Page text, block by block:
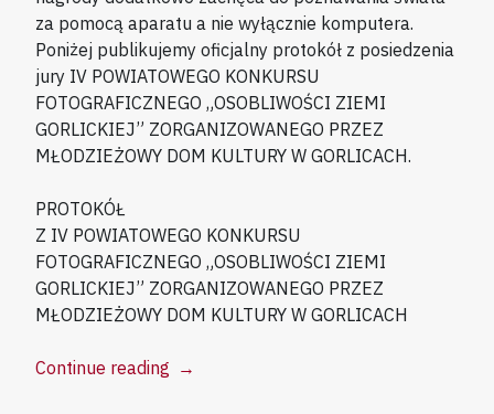
za pomocą aparatu a nie wyłącznie komputera.
Poniżej publikujemy oficjalny protokół z posiedzenia
jury IV POWIATOWEGO KONKURSU
FOTOGRAFICZNEGO „OSOBLIWOŚCI ZIEMI
GORLICKIEJ” ZORGANIZOWANEGO PRZEZ
MŁODZIEŻOWY DOM KULTURY W GORLICACH.
PROTOKÓŁ
Z IV POWIATOWEGO KONKURSU
FOTOGRAFICZNEGO „OSOBLIWOŚCI ZIEMI
GORLICKIEJ” ZORGANIZOWANEGO PRZEZ
MŁODZIEŻOWY DOM KULTURY W GORLICACH
Continue reading “Konkurs
→